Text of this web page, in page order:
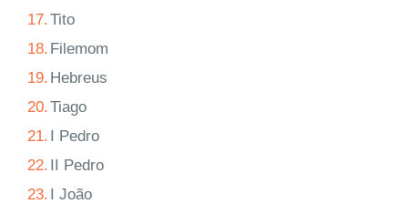
17.Tito
18. Filemom
19. Hebreus
20.Tiago
21. I Pedro
22. II Pedro
23. I João